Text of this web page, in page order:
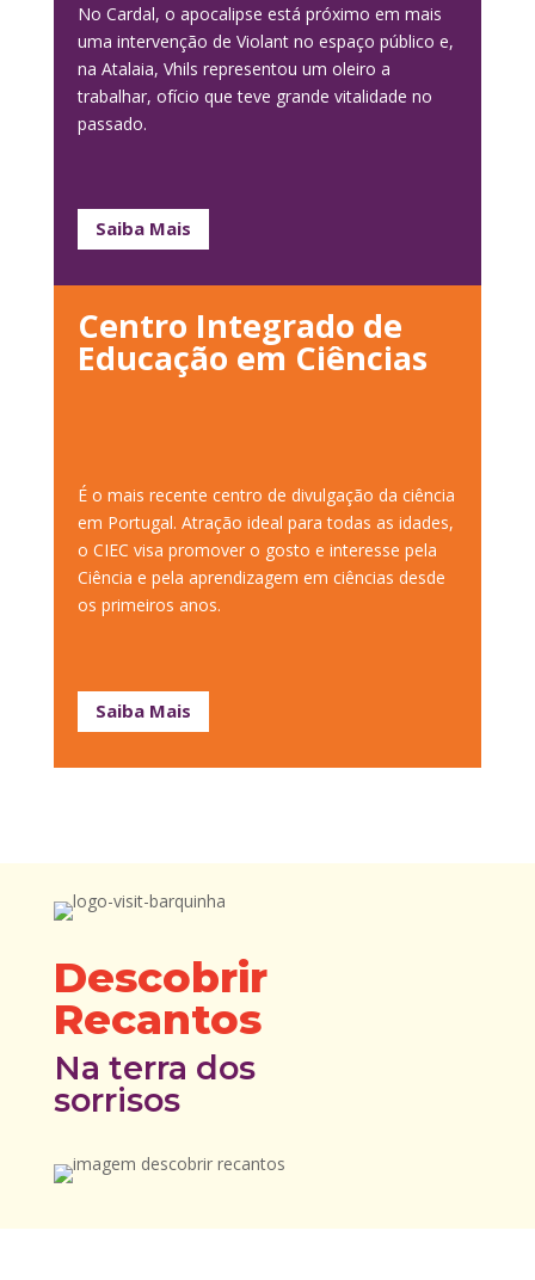
No Cardal, o apocalipse está próximo em mais
uma intervenção de Violant no espaço público e,
na Atalaia, Vhils representou um oleiro a
trabalhar, ofício que teve grande vitalidade no
passado.
Saiba Mais
Centro Integrado de
Educação em Ciências
É o mais recente centro de divulgação da ciência
em Portugal. Atração ideal para todas as idades,
o CIEC visa promover o gosto e interesse pela
Ciência e pela aprendizagem em ciências desde
os primeiros anos.
Saiba Mais
Descobrir
Recantos
Na terra dos
sorrisos